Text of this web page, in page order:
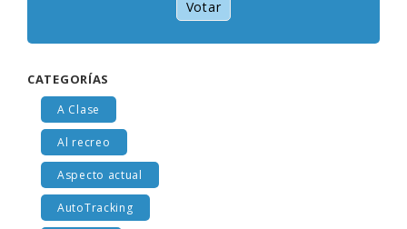
Votar
A Clase
Al recreo
Aspecto actual
AutoTracking